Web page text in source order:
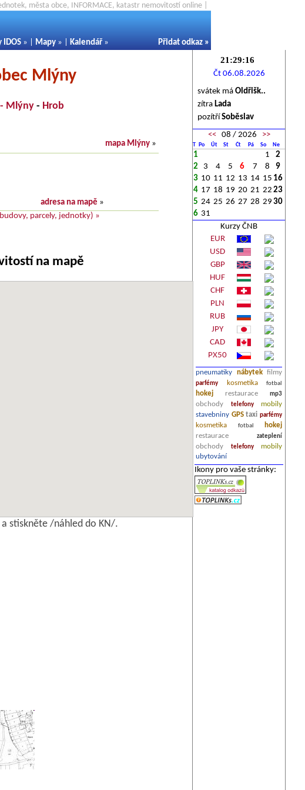
města obce, INFORMACE, katastr nemovitostí online |
IDOS » | Mapy » | Kalendář » Přidat odkaz »
Mlýny
Mlýny- Hrob
mapa Mlýny »
adresa na mapě »
parcely, jednotky) »
na mapě
stiskněte /náhled do KN/.
Čt 06.08.2026
svátek má Oldřišk..
zítra Lada
pozítří Soběslav
<<08 / 2026 >>
T Po Út St Čt Pá So Ne
1 1
2
2
3 4 5 6 7 8
9
3 10 11 12 13 14 15 16
4 17 18 19 20 21 22 23
5 24 25 26 27 28 29 30
6 31
Kurzy ČNB
EUR
USD
GBP
HUF
CHF
PLN
RUB
JPY
CAD
PX50
pneumatiky nábytek filmy
parfémy kosmetika fotbal
hokej restaurace mp3
obchody telefony
mobily
stavebniny GPS taxi parfémy
kosmetika fotbal
hokej
restaurace
zateplení
obchody telefony
mobily
ubytování
Ikony pro vaše stránky: